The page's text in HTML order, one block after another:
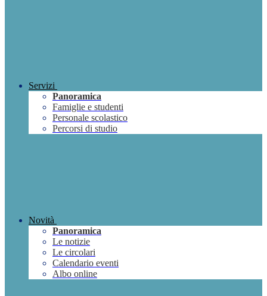
Servizi
Panoramica
Famiglie e studenti
Personale scolastico
Percorsi di studio
Novità
Panoramica
Le notizie
Le circolari
Calendario eventi
Albo online